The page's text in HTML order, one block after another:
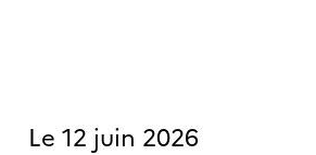
Le 12 juin 2026